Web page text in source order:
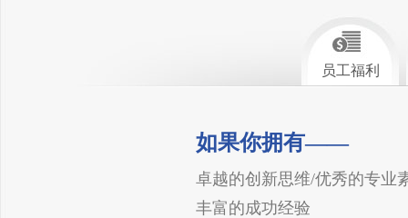
员工福利
如果你拥有——
卓越的创新思维/优秀的专业
丰富的成功经验